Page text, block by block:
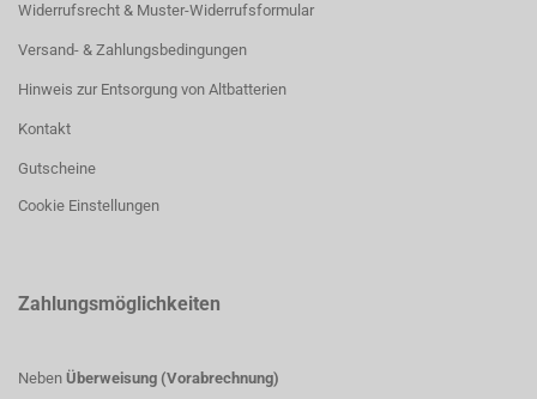
Widerrufsrecht & Muster-Widerrufsformular
Versand- & Zahlungsbedingungen
Hinweis zur Entsorgung von Altbatterien
Kontakt
Gutscheine
Cookie Einstellungen
Zahlungsmöglichkeiten
Neben Überweisung (Vorabrechnung)